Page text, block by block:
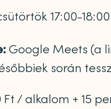
17:00-18:00
Google Meets (a
során
/ alkalom + 15